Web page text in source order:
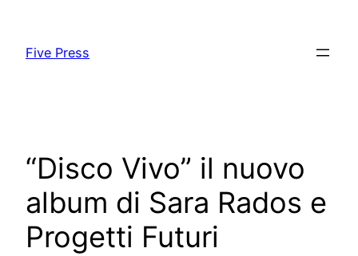
content
Five Press
“Disco Vivo” il nuovo
album di Sara Rados e
Progetti Futuri